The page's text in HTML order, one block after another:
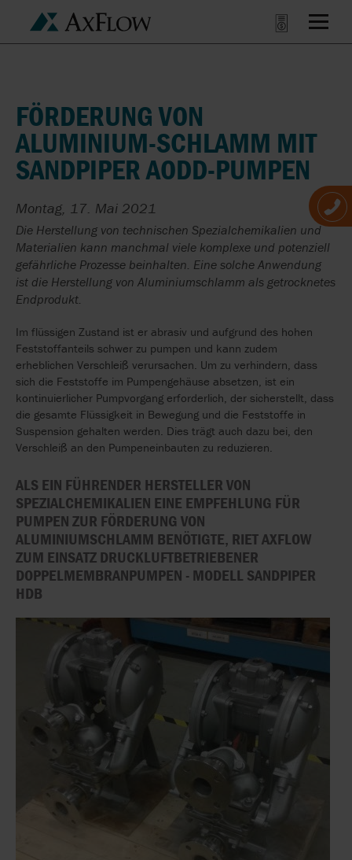
FÖRDERUNG VON
ALUMINIUM-SCHLAMM MIT
SANDPIPER AODD-PUMPEN
Montag, 17. Mai 2021
Die Herstellung von technischen Spezialchemikalien und
Materialien kann manchmal viele komplexe und potenziell
gefährliche Prozesse beinhalten. Eine solche Anwendung
ist die Herstellung von Aluminiumschlamm als getrocknetes
Endprodukt.
Im flüssigen Zustand ist er abrasiv und aufgrund des hohen
Feststoffanteils schwer zu pumpen und kann zudem
erheblichen Verschleiß verursachen. Um zu verhindern, dass
sich die Feststoffe im Pumpengehäuse absetzen, ist ein
kontinuierlicher Pumpvorgang erforderlich, der sicherstellt, dass
die gesamte Flüssigkeit in Bewegung und die Feststoffe in
Suspension gehalten werden. Dies trägt auch dazu bei, den
Verschleiß an den Pumpeneinbauten zu reduzieren.
ALS EIN FÜHRENDER HERSTELLER VON
SPEZIALCHEMIKALIEN EINE EMPFEHLUNG FÜR
PUMPEN ZUR FÖRDERUNG VON
ALUMINIUMSCHLAMM BENÖTIGTE, RIET AXFLOW
ZUM EINSATZ DRUCKLUFTBETRIEBENER
DOPPELMEMBRANPUMPEN - MODELL SANDPIPER
HDB